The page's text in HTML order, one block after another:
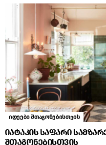
იდეები შთაგონებისთვის
იატაკის საფარი
შთაგონებისთვის